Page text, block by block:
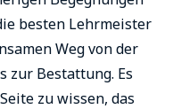
besten Lehrmeister
Weg von der
zur Bestattung. Es
zu wissen, das